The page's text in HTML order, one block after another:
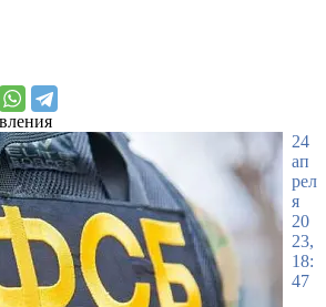
24
ап
рел
я
20
23,
18:
47